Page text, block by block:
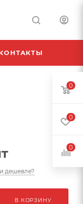
дешевле?
В КОРЗИНУ
0
0
0